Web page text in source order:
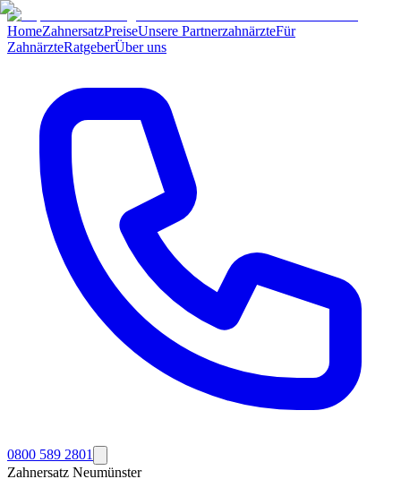
HomeZahnersatzPreiseUnsere PartnerzahnärzteFür
ZahnärzteRatgeberÜber uns
0800 589 2801
Zahnersatz Neumünster